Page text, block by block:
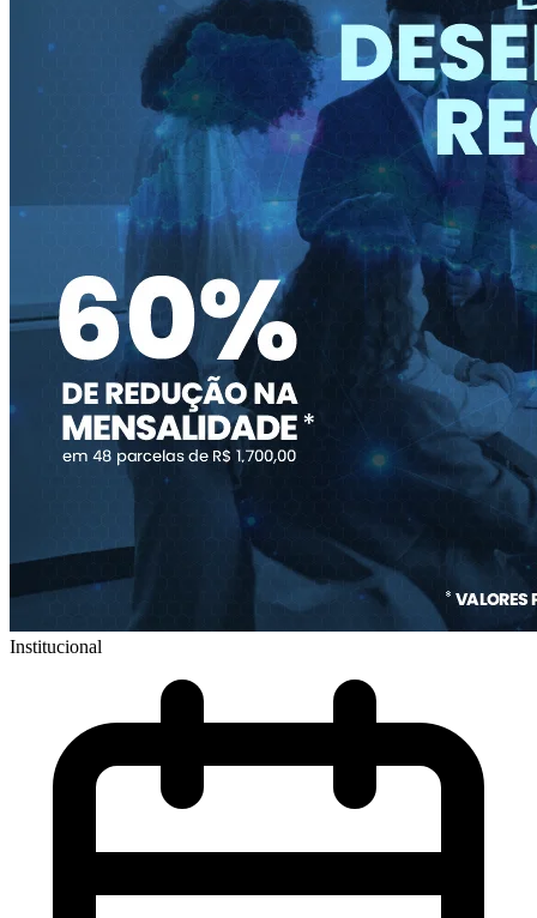
Institucional